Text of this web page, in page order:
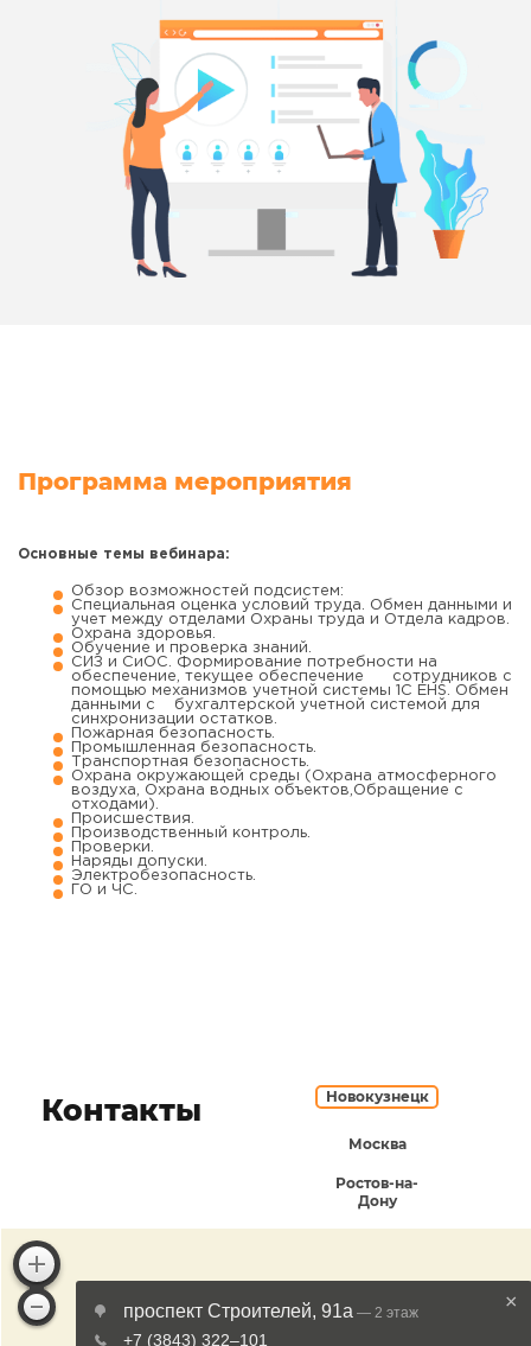
Программа мероприятия
Основные темы вебинара:
Обзор возможностей подсистем:
Специальная оценка условий труда. Обмен данными и
учет между отделами Охраны труда и Отдела кадров.
Охрана здоровья.
Обучение и проверка знаний.
СИЗ и СиОС. Формирование потребности на
обеспечение, текущее обеспечение сотрудников с
помощью механизмов учетной системы 1С EHS. Обмен
данными с бухгалтерской учетной системой для
синхронизации остатков.
Пожарная безопасность.
Промышленная безопасность.
Транспортная безопасность.
Охрана окружающей среды (Охрана атмосферного
воздуха, Охрана водных объектов,Обращение с
отходами).
Происшествия.
Производственный контроль.
Проверки.
Наряды допуски.
Электробезопасность.
ГО и ЧС.
Контакты Новокузнецк
Москва
Ростов-на-
Дону